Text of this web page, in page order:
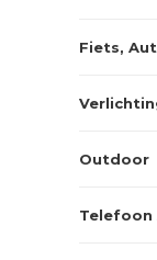
Fiets,
Outdoor
Telefoon